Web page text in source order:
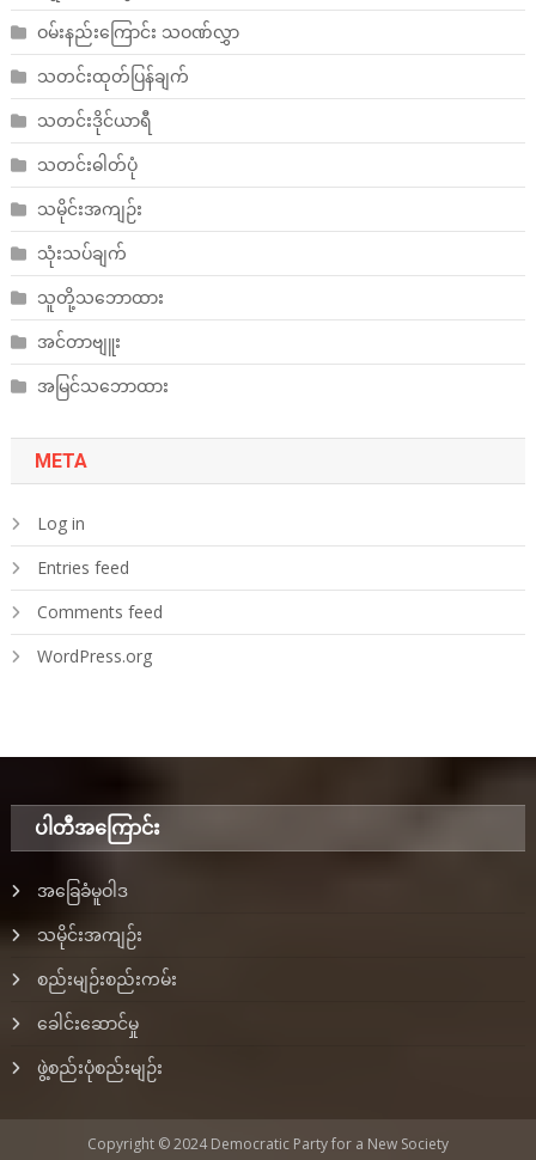
ဝမ်းနည်းကြောင်း သဝဏ်လွှာ
သတင်းထုတ်ပြန်ချက်
သတင်းဒိုင်ယာရီ
သတင်းဓါတ်ပုံ
သမိုင်းအကျဉ်း
သုံးသပ်ချက်
သူတို့သဘောထား
အင်တာဗျူး
အမြင်သဘောထား
META
Log in
Entries feed
Comments feed
WordPress.org
ပါတီအ‌ကြောင်း
အခြေခံမူဝါဒ
သမိုင်းအကျဉ်း
စည်းမျဉ်းစည်းကမ်း
ခေါင်းဆောင်မှု
ဖွဲ့စည်းပုံစည်းမျဉ်း
Copyright © 2024 Democratic Party for a New Society